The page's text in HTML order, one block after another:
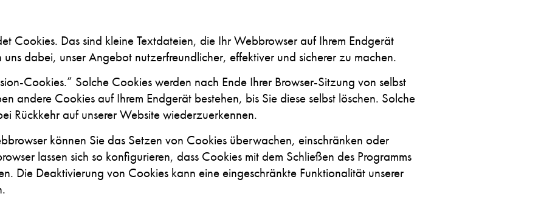
Cookies. Das sind kleine Textdateien, die Ihr Webbrowser auf Ihrem Endgerät
uns dabei, unser Angebot nutzerfreundlicher, effektiver und sicherer zu machen.
Cookies.” Solche Cookies werden nach Ende Ihrer Browser-Sitzung von selbst
andere Cookies auf Ihrem Endgerät bestehen, bis Sie diese selbst löschen. Solche
Rückkehr auf unserer Website wiederzuerkennen.
können Sie das Setzen von Cookies überwachen, einschränken oder
lassen sich so konfigurieren, dass Cookies mit dem Schließen des Programms
Die Deaktivierung von Cookies kann eine eingeschränkte Funktionalität unserer